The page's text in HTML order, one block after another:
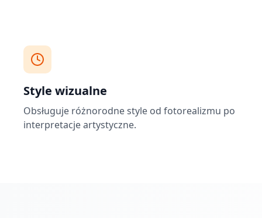
Style wizualne
Obsługuje różnorodne style od fotorealizmu po
interpretacje artystyczne.